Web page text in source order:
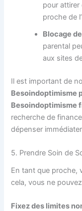
pour attirer
proche de
Blocage
parental
aux sites
Il est important de
Besoindoptimisme
Besoindoptimisme
recherche de
dépenser
5. Prendre Soin de
En tant que proche,
cela, vous ne
Fixez des limites